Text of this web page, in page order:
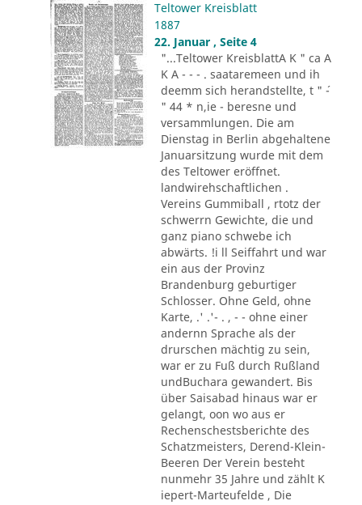
Teltower Kreisblatt
1887
22. Januar , Seite 4
"...Teltower KreisblattA K " ca A
K A - - - . saataremeen und ih
deemm sich herandstellte, t " ´-
" 44 * n,ie - beresne und
versammlungen. Die am
Dienstag in Berlin abgehaltene
Januarsitzung wurde mit dem
des Teltower eröffnet.
landwirehschaftlichen .
Vereins Gummiball , rtotz der
schwerrn Gewichte, die und
ganz piano schwebe ich
abwärts. !i ll Seiffahrt und war
ein aus der Provinz
Brandenburg geburtiger
Schlosser. Ohne Geld, ohne
Karte, .' .'- . , - - ohne einer
andernn Sprache als der
drurschen mächtig zu sein,
war er zu Fuß durch Rußland
undBuchara gewandert. Bis
über Saisabad hinaus war er
gelangt, oon wo aus er
Rechenschestsberichte des
Schatzmeisters, Derend-Klein-
Beeren Der Verein besteht
nunmehr 35 Jahre und zählt K
iepert-Marteufelde , Die